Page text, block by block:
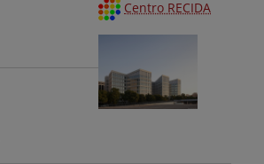
Centro RECIDA